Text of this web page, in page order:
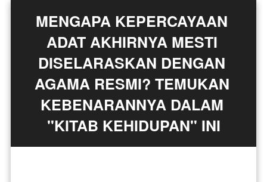
MENGAPA KEPERCAYAAN
ADAT AKHIRNYA MESTI
DISELARASKAN DENGAN
AGAMA RESMI? TEMUKAN
KEBENARANNYA DALAM
"KITAB KEHIDUPAN" INI